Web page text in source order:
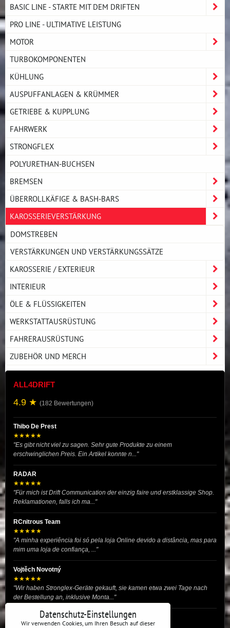
BASIC LINE - STARTE MIT DEM DRIFTEN
PRO LINE - ULTIMATIVE LEISTUNG
MOTOR
TURBOKOMPONENTEN
KÜHLUNG
AUSPUFFANLAGEN & KRÜMMER
GETRIEBE & KUPPLUNG
FAHRWERK
STRONGFLEX
POLYURETHAN-BUCHSEN
BREMSEN
ÜBERROLLKÄFIGE & BASH-BARS
KAROSSERIEVERSTÄRKUNG
DOMSTREBEN
VERSTÄRKUNGEN UND VERSTÄRKUNGSSÄTZE
KAROSSERIE / EXTERIEUR
INTERIEUR
ÖLE & FLÜSSIGKEITEN
WERKSTATTAUSRÜSTUNG
FAHRERAUSRÜSTUNG
ZUBEHÖR UND MERCH
ALL4DRIFT
4.9 ★ (182 Bewertungen)
Thibo De Prest
★★★★★
"Es gibt nicht viel zu sagen. Sehr gute Produkte zu einem
erschwinglichen Preis. Ein Artikel konnte n..."
RADAR
★★★★★
"Für mich ist Drift Communication der einzig faire und erstklassige Shop.
Reklamationen, falls ich ma..."
RCnitrous Team
★★★★★
"A minha experiência foi só pela loja Online devido a distância, mas para
mim uma loja de confiança, ..."
Vojtěch Novotný
★★★★★
"Wir haben Stronglex-Geräte gekauft, sie kamen etwa zwei Tage nach
der Bestellung an, inklusive Monta..."
josef helmich
★★★★★
Datenschutz-Einstellungen
Wir verwenden Cookies, um Ihren Besuch auf dieser